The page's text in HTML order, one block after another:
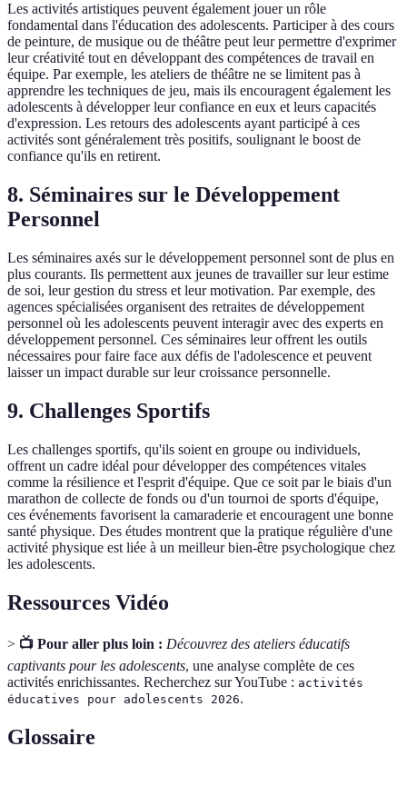
Les activités artistiques peuvent également jouer un rôle
fondamental dans l'éducation des adolescents. Participer à des cours
de peinture, de musique ou de théâtre peut leur permettre d'exprimer
leur créativité tout en développant des compétences de travail en
équipe. Par exemple, les ateliers de théâtre ne se limitent pas à
apprendre les techniques de jeu, mais ils encouragent également les
adolescents à développer leur confiance en eux et leurs capacités
d'expression. Les retours des adolescents ayant participé à ces
activités sont généralement très positifs, soulignant le boost de
confiance qu'ils en retirent.
8. Séminaires sur le Développement
Personnel
Les séminaires axés sur le développement personnel sont de plus en
plus courants. Ils permettent aux jeunes de travailler sur leur estime
de soi, leur gestion du stress et leur motivation. Par exemple, des
agences spécialisées organisent des retraites de développement
personnel où les adolescents peuvent interagir avec des experts en
développement personnel. Ces séminaires leur offrent les outils
nécessaires pour faire face aux défis de l'adolescence et peuvent
laisser un impact durable sur leur croissance personnelle.
9. Challenges Sportifs
Les challenges sportifs, qu'ils soient en groupe ou individuels,
offrent un cadre idéal pour développer des compétences vitales
comme la résilience et l'esprit d'équipe. Que ce soit par le biais d'un
marathon de collecte de fonds ou d'un tournoi de sports d'équipe,
ces événements favorisent la camaraderie et encouragent une bonne
santé physique. Des études montrent que la pratique régulière d'une
activité physique est liée à un meilleur bien-être psychologique chez
les adolescents.
Ressources Vidéo
> 📺 Pour aller plus loin : Découvrez des ateliers éducatifs
captivants pour les adolescents, une analyse complète de ces
activités enrichissantes. Recherchez sur YouTube : activités
éducatives pour adolescents 2026.
Glossaire